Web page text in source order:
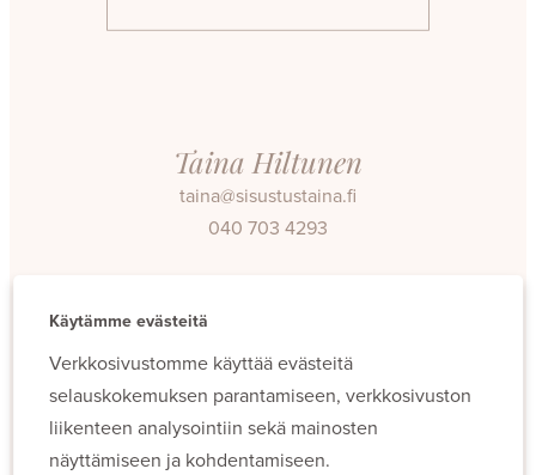
Taina Hiltunen
taina@sisustustaina.fi
040 703 4293
Käytämme evästeitä
Verkkosivustomme käyttää evästeitä
selauskokemuksen parantamiseen, verkkosivuston
liikenteen analysointiin sekä mainosten
näyttämiseen ja kohdentamiseen.